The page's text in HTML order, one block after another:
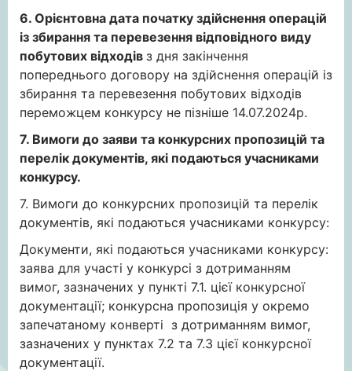
6. Орієнтовна дата початку здійснення операцій
із збирання та перевезення відповідного виду
побутових відходів з дня закінчення
попереднього договору на здійснення операцій із
збирання та перевезення побутових відходів
переможцем конкурсу не пізніше 14.07.2024р.
7. Вимоги до заяви та конкурсних пропозицій та
перелік документів, які подаються учасниками
конкурсу.
7. Вимоги до конкурсних пропозицій та перелік
документів, які подаються учасниками конкурсу:
Документи, які подаються учасниками конкурсу:
заява для участі у конкурсі з дотриманням
вимог, зазначених у пункті 7.1. цієї конкурсної
документації; конкурсна пропозиція у окремо
запечатаному конверті з дотриманням вимог,
зазначених у пунктах 7.2 та 7.3 цієї конкурсної
документації.